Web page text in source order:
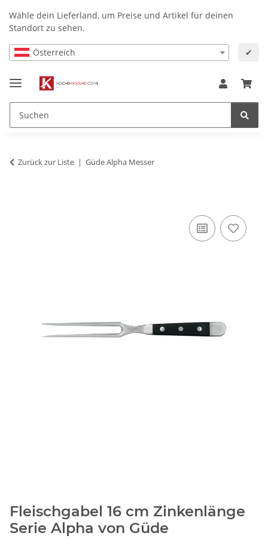
Wähle dein Lieferland, um Preise und Artikel für deinen
Standort zu sehen.
Österreich ✔
Zurück zur Liste Güde Alpha Messer
Fleischgabel 16 cm Zinkenlänge
Serie Alpha von Güde